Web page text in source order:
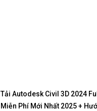
Tải Autodesk Civil 3D 2024
Miễn Phí Mới Nhất 2025 +